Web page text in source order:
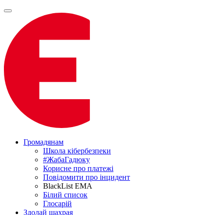
Громадянам
Школа кібербезпеки
#ЖабаГадюку
Корисне про платежі
Повідомити про інцидент
BlackList EMA
Білий список
Глосарій
Здолай шахрая